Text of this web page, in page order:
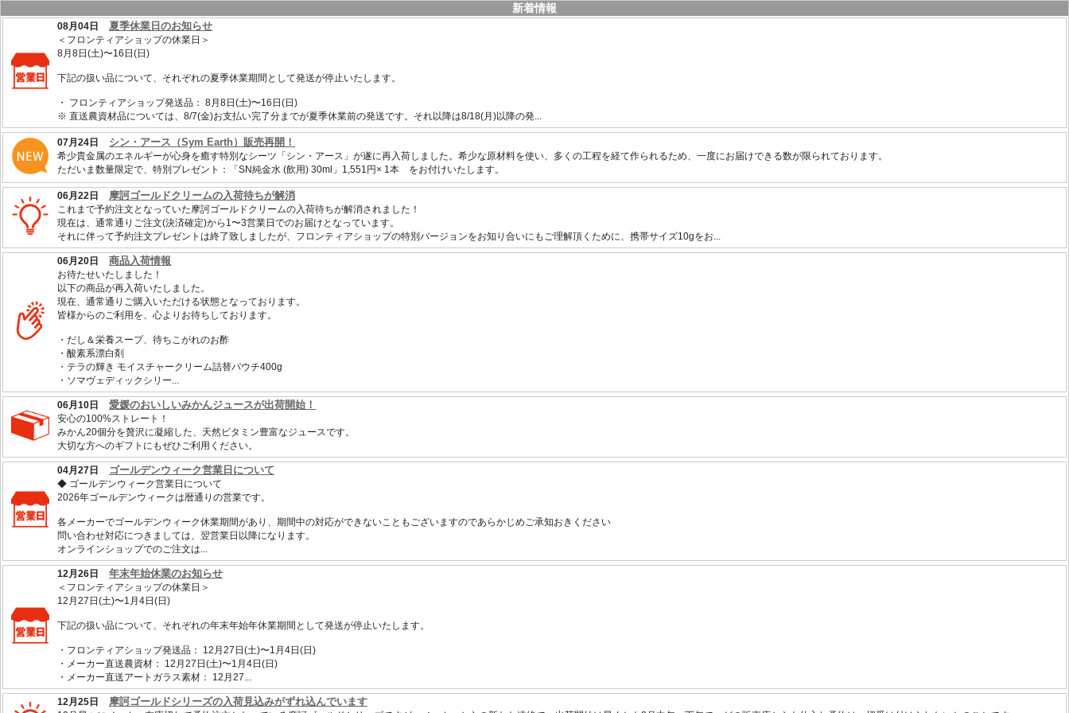
新着情報
08月04日 夏季休業日のお知らせ
＜フロンティアショップの休業日＞
8月8日(土)〜16日(日)
下記の扱い品について、それぞれの夏季休業期間として発送が停止いたします。
・ フロンティアショップ発送品： 8月8日(土)〜16日(日)
※ 直送農資材品については、8/7(金)お支払い完了分までが夏季休業前の発送です。それ以降は8/18(月)以降の発...
07月24日 シン・アース（Sym Earth）販売再開！
希少貴金属のエネルギーが心身を癒す特別なシーツ「シン・アース」が遂に再入荷しました。希少な原材料を使い、多くの工程を経て作られるため、一度にお届けできる数が限られております。
ただいま数量限定で、特別プレゼント：「SN純金水 (飲用) 30ml」1,551円× 1本 をお付けいたします。
06月22日 摩訶ゴールドクリームの入荷待ちが解消
これまで予約注文となっていた摩訶ゴールドクリームの入荷待ちが解消されました！
現在は、通常通りご注文(決済確定)から1〜3営業日でのお届けとなっています。
それに伴って予約注文プレゼントは終了致しましたが、フロンティアショップの特別バージョンをお知り合いにもご理解頂くために、携帯サイズ10gをお...
06月20日 商品入荷情報
お待たせいたしました！
以下の商品が再入荷いたしました。
現在、通常通りご購入いただける状態となっております。
皆様からのご利用を、心よりお待ちしております。
・だし＆栄養スープ、待ちこがれのお酢
・酸素系漂白剤
・テラの輝き モイスチャークリーム詰替パウチ400g
・ソマヴェディックシリー...
06月10日 愛媛のおいしいみかんジュースが出荷開始！
安心の100%ストレート！
みかん20個分を贅沢に凝縮した、天然ビタミン豊富なジュースです。
大切な方へのギフトにもぜひご利用ください。
04月27日 ゴールデンウィーク営業日について
◆ ゴールデンウィーク営業日について
2026年ゴールデンウィークは暦通りの営業です。
各メーカーでゴールデンウィーク休業期間があり、期間中の対応ができないこともございますのであらかじめご承知おきください
問い合わせ対応につきましては、翌営業日以降になります。
オンラインショップでのご注文は...
12月26日 年末年始休業のお知らせ
＜フロンティアショップの休業日＞
12月27日(土)〜1月4日(日)
下記の扱い品について、それぞれの年末年始年休業期間として発送が停止いたします。
・フロンティアショップ発送品： 12月27日(土)〜1月4日(日)
・メーカー直送農資材： 12月27日(土)〜1月4日(日)
・メーカー直送アートガラス素材： 12月27...
12月25日 摩訶ゴールドシリーズの入荷見込みがずれ込んでいます